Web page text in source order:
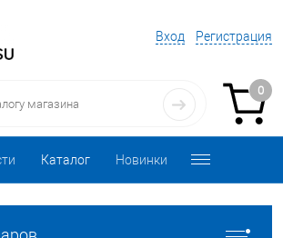
Вход Регистрация
0
Каталог Новинки